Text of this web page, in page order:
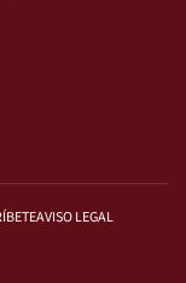
AVISO LEGAL